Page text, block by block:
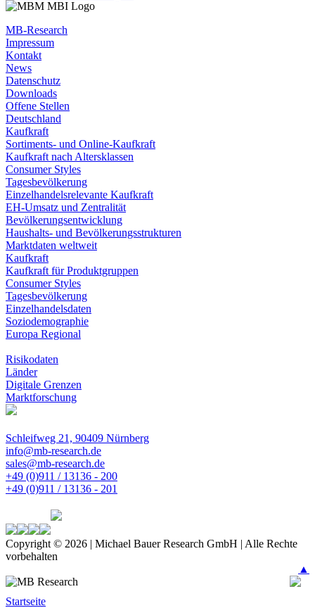
MB-Research
Impressum
Kontakt
News
Datenschutz
Downloads
Offene Stellen
Deutschland
Kaufkraft
Sortiments- und Online-Kaufkraft
Kaufkraft nach Altersklassen
Consumer Styles
Tagesbevölkerung
Einzelhandelsrelevante Kaufkraft
EH-Umsatz und Zentralität
Bevölkerungsentwicklung
Haushalts- und Bevölkerungsstrukturen
Marktdaten weltweit
Kaufkraft
Kaufkraft für Produktgruppen
Consumer Styles
Tagesbevölkerung
Einzelhandelsdaten
Soziodemographie
Europa Regional
Risikodaten
Länder
Digitale Grenzen
Marktforschung
Schleifweg 21, 90409 Nürnberg
info@mb-research.de
sales@mb-research.de
+49 (0)911 / 13136 - 200
+49 (0)911 / 13136 - 201
Copyright © 2026 | Michael Bauer Research GmbH | Alle Rechte
vorbehalten
▲
Startseite